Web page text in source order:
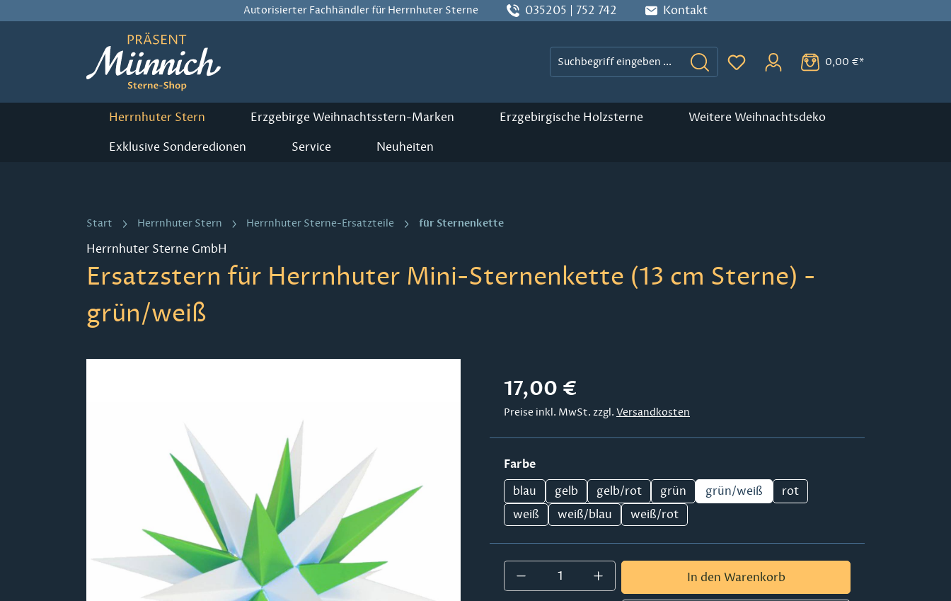
Autorisierter Fachhändler für Herrnhuter Sterne 035205 | 752 742 Kontakt
Du hast 0 Produkte auf dem
0,00 €*
Herrnhuter Stern Erzgebirge Weihnachtsstern-Marken Erzgebirgische Holzsterne Weitere Weihnachtsdeko
Exklusive Sonderedionen Service Neuheiten
Start Herrnhuter Stern Herrnhuter Sterne-Ersatzteile für Sternenkette
Herrnhuter Sterne GmbH
Ersatzstern für Herrnhuter Mini-Sternenkette (13 cm Sterne) -
grün/weiß
Regulärer Preis:
17,00 €
Preise inkl. MwSt. zzgl. Versandkosten
Farbeauswählen
blau
gelb gelb/rot grün grün/weiß
rot
weiß
weiß/blau weiß/rot
Produkt Anzahl: Gib den gewünschten Wert ein oder
In den Warenkorb